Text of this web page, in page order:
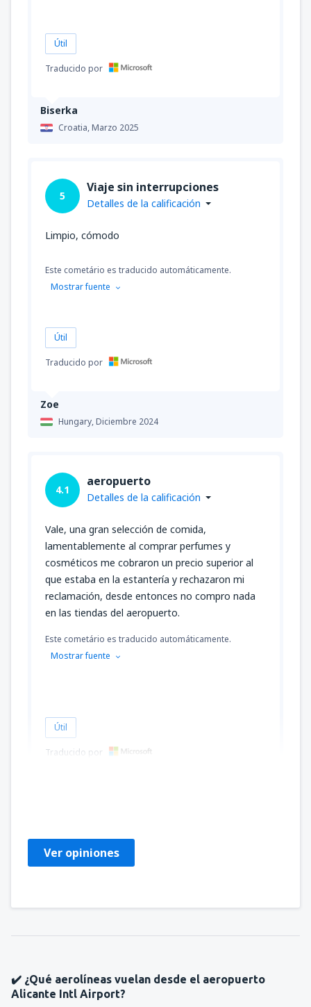
Biserka
Croatia,Marzo 2025
Útil
Traducido por
Zoe
Hungary,Diciembre 2024
5
Viaje sin interrupciones
Detalles de la calificación
Limpio, cómodo
Este cometário es traducido automáticamente.
Mostrar fuente
Útil
Traducido por
4.1
aeropuerto
Detalles de la calificación
Vale, una gran selección de comida,
lamentablemente al comprar perfumes y
cosméticos me cobraron un precio superior al
que estaba en la estantería y rechazaron mi
reclamación, desde entonces no compro nada
en las tiendas del aeropuerto.
Este cometário es traducido automáticamente.
Mostrar fuente
Útil
Traducido por
Ver opiniones
✔️ ¿Qué aerolíneas vuelan desde el aeropuerto
Alicante Intl Airport?